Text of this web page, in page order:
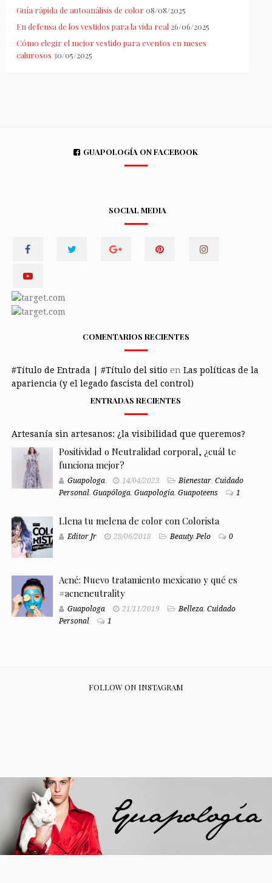
Guía rápida de autoanálisis de color 08/08/2025
En defensa de los vestidos para la vida real 26/06/2025
Cómo elegir el mejor vestido para eventos en meses
calurosos 30/05/2025
GUAPOLOGÍA ON FACEBOOK
SOCIAL MEDIA
COMENTARIOS RECIENTES
#Título de Entrada | #Título del sitio en Las políticas de la
apariencia (y el legado fascista del control)
ENTRADAS RECIENTES
Artesanía sin artesanos: ¿la visibilidad que queremos?
Positividad o Neutralidad corporal, ¿cuál te
funciona mejor?
Guapologa 14/04/2023 Bienestar, Cuidado
Personal, Guapóloga, Guapología, Guapoteens 1
Llena tu melena de color con Colorista
Editor Jr 28/06/2018 Beauty,Pelo 0
Acné: Nuevo tratamiento mexicano y qué es
#acneneutrality
Guapologa 21/11/2019 Belleza, Cuidado
Personal
1
FOLLOW ON INSTAGRAM